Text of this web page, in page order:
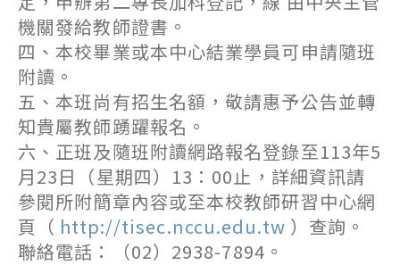
機關發給教師證書。
四、本校畢業或本中心結業學員可申請隨班
附讀。
五、本班尚有招生名額，敬請惠予公告並轉
知貴屬教師踴躍報名。
六、正班及隨班附讀網路報名登錄至113年5
月23日（星期四）13：00止，詳細資訊請
參閱所附簡章內容或至本校教師研習中心網
頁（ http://tisec.nccu.edu.tw ）查詢。
聯絡電話：（02）2938-7894。